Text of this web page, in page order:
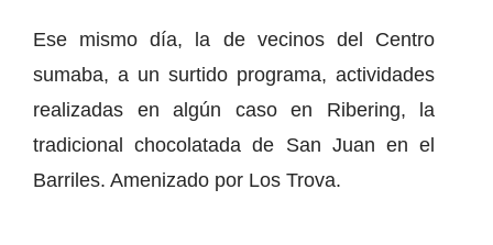
Ese mismo día, la de vecinos del Centro
sumaba, a un surtido programa, actividades
realizadas en algún caso en Ribering, la
tradicional chocolatada de San Juan en el
Barriles. Amenizado por Los Trova.